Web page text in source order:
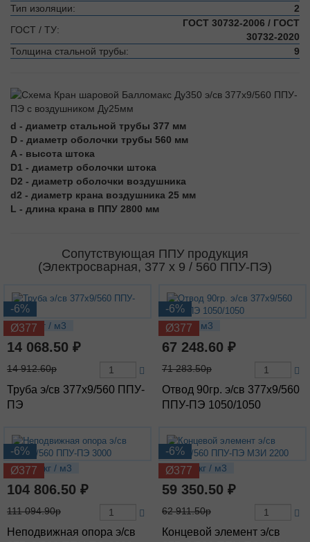
Тип изоляции:
2
ГОСТ / ТУ:
ГОСТ 30732-2006 / ГОСТ
30732-2020
Толщина стальной трубы:
9
d - диаметр стальной трубы 377 мм
D - диаметр оболочки трубы 560 мм
A - высота штока
D1 - диаметр оболочки штока
D2 - диаметр оболочки воздушника
d2 - диаметр крана воздушника 25 мм
L - длина крана в ППУ 2800 мм
Сопутствующая ППУ продукция
(Электросварная, 377 х 9 / 560 ППУ-ПЭ)
-6%
Ø377
107.1 кг / м3
14 068.50 ₽
14 912.60р
Труба э/св 377х9/560 ППУ-
ПЭ
-6%
Ø377
225 кг / м3
67 248.60 ₽
71 283.50р
Отвод 90гр. э/св 377х9/560
ППУ-ПЭ 1050/1050
-6%
Ø377
383.08 кг / м3
104 806.50 ₽
111 094.90р
Неподвижная опора э/св
-6%
Ø377
223.42 кг / м3
59 350.50 ₽
62 911.50р
Концевой элемент э/св